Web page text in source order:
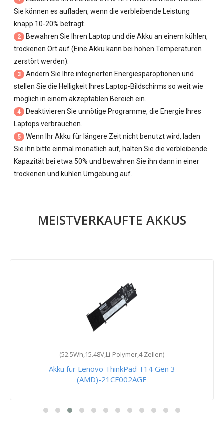
Sie können es aufladen, wenn die verbleibende Leistung
knapp 10-20% beträgt.
2
Bewahren Sie Ihren Laptop und die Akku an einem kühlen,
trockenen Ort auf (Eine Akku kann bei hohen Temperaturen
zerstört werden).
3
Ändern Sie Ihre integrierten Energiesparoptionen und
stellen Sie die Helligkeit Ihres Laptop-Bildschirms so weit wie
möglich in einem akzeptablen Bereich ein.
4
Deaktivieren Sie unnötige Programme, die Energie Ihres
Laptops verbrauchen.
5
Wenn Ihr Akku für längere Zeit nicht benutzt wird, laden
Sie ihn bitte einmal monatlich auf, halten Sie die verbleibende
Kapazität bei etwa 50% und bewahren Sie ihn dann in einer
trockenen und kühlen Umgebung auf.
MEISTVERKAUFTE AKKUS
(52.5Wh,15.48V,Li-Polymer,4 Zellen)
Akku für Lenovo ThinkPad T14 Gen 3
(AMD)-21CF002AGE